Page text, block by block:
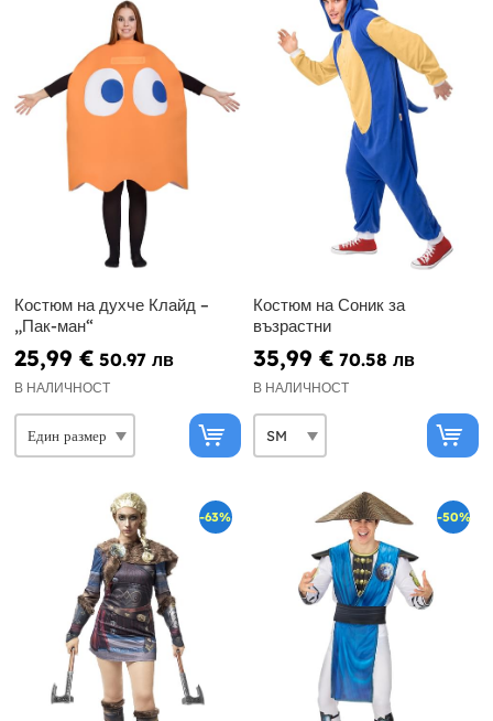
Костюм на духче Клайд –
„Пак-ман“
25,99 € 50.97 лв
В НАЛИЧНОСТ
Костюм на Соник за
възрастни
35,99 € 70.58 лв
В НАЛИЧНОСТ
-63% -50%